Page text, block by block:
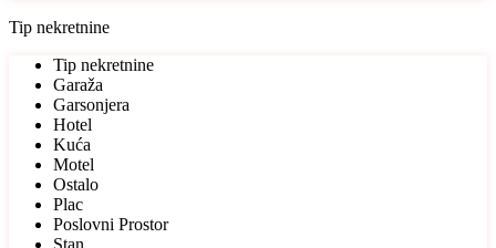
Tip nekretnine
Tip nekretnine
Garaža
Garsonjera
Hotel
Kuća
Motel
Ostalo
Plac
Poslovni Prostor
Stan